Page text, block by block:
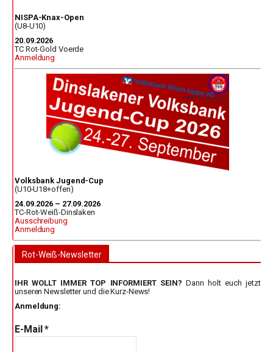
NISPA-Knax-Open
(U8-U10)
20.09.2026
TC Rot-Gold Voerde
Anmeldung
Volksbank Jugend-Cup
(U10-U18+offen)
24.09.2026 – 27.09.2026
TC-Rot-Weiß-Dinslaken
Ausschreibung
Anmeldung
Rot-Weiß-Newsletter
IHR WOLLT IMMER TOP INFORMIERT SEIN? Dann holt euch jetzt
unseren Newsletter und die Kurz-News!
Anmeldung:
E-Mail*